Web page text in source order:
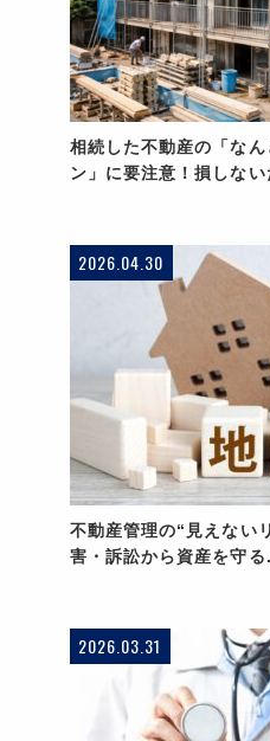
相続した不動産の「な
ン」に要注意！損しな
2026.04.30
不動産管理の“見えない
害・訴訟から資産を守る
2026.03.31